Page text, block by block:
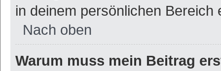
in deinem persönlichen Bereich
Nach oben
Warum muss mein Beitrag